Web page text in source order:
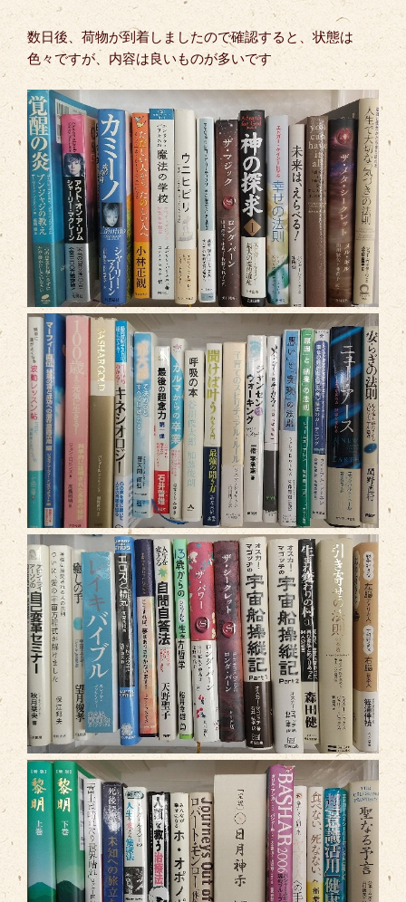
数日後、荷物が到着しましたので確認すると、状態は
色々ですが、内容は良いものが多いです